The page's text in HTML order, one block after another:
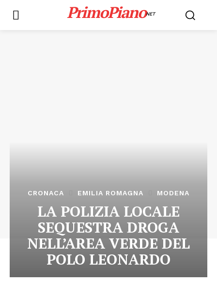
PrimoPianoNET
CRONACA EMILIA ROMAGNA MODENA
LA POLIZIA LOCALE
SEQUESTRA DROGA
NELL’AREA VERDE DEL
POLO LEONARDO